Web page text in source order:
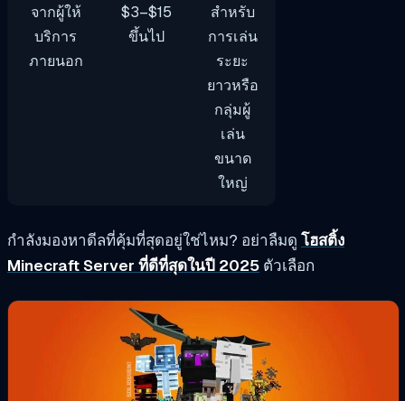
จากผู้ให้
บริการ
ภายนอก
$3–$15
ขึ้นไป
สำหรับ
การเล่น
ระยะ
ยาวหรือ
กลุ่มผู้
เล่น
ขนาด
ใหญ่
กำลังมองหาดีลที่คุ้มที่สุดอยู่ใช่ไหม? อย่าลืมดู โฮสติ้ง
Minecraft Server ที่ดีที่สุดในปี 2025 ตัวเลือก